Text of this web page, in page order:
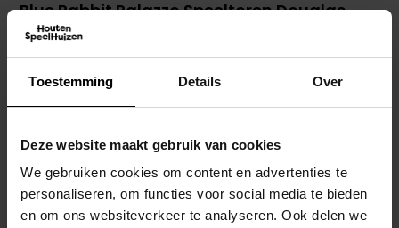
Toestemming Details Over
Deze website maakt gebruik van cookies
We gebruiken cookies om content en advertenties te
personaliseren, om functies voor social media te bieden
en om ons websiteverkeer te analyseren. Ook delen we
Blue Rabbit Palazzo Speeltoren Douglas
€1.439,00
Opties Selecteren